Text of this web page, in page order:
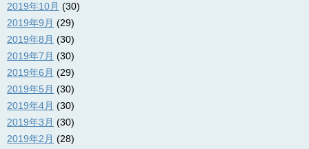
2019年10月 (30)
2019年9月 (29)
2019年8月 (30)
2019年7月 (30)
2019年6月 (29)
2019年5月 (30)
2019年4月 (30)
2019年3月 (30)
2019年2月 (28)